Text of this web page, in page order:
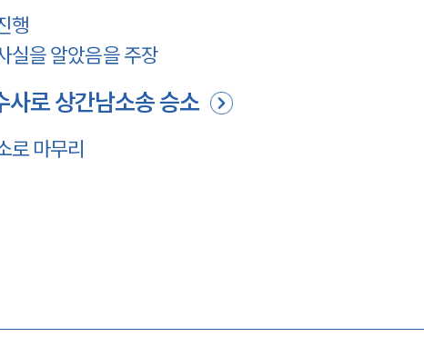
행
실을 알았음을 주장
사로 상간남소송 승소
로 마무리